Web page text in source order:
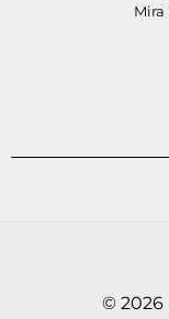
© 2026